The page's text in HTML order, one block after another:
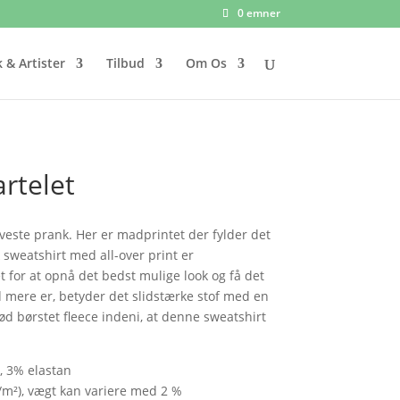
0 emner
& Artister Tilbud Om Os
prank. Her er madprintet der fylder det
sweatshirt med all-over print er
for at opnå det bedst mulige look og få det
er, betyder det slidstærke stof med en
børstet fleece indeni, at denne sweatshirt
3% elastan
vægt kan variere med 2 %